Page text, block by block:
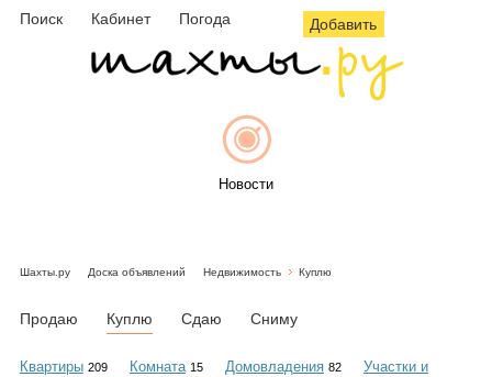
Поиск Кабинет Погода Добавить
Новости
Шахты.ру Доска объявлений Недвижимость Куплю
Продаю Куплю Сдаю Сниму
Квартиры 209 Комната 15 Домовладения 82
Участки и